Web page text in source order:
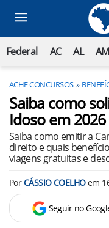
Federal AC AL AM
ACHE CONCURSOS
Saiba como
Idoso em
Saiba como emitir a
direito e quais
viagens gratuitas e
PorCÁSSIO COELHOem
Seguir no